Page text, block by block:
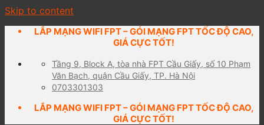
Skip to content
LẮP MẠNG WIFI FPT – GÓI MẠNG FPT TỐC ĐỘ CAO,
GIÁ CỰC TỐT!
Tầng 9, Block A, tòa nhà FPT Cầu Giấy, số 10 Phạm
Văn Bạch, quận Cầu Giấy, TP. Hà Nội
0703301303
LẮP MẠNG WIFI FPT – GÓI MẠNG FPT TỐC ĐỘ CAO,
GIÁ CỰC TỐT!